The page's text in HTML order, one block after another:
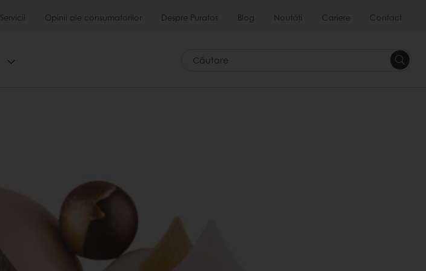
Servicii Opinii ale consumatorilor Despre Puratos Blog Noutăți Cariere Contact
Căutare